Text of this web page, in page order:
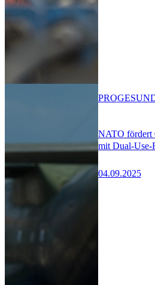
NATO fördert
mit Dual-Use-
04.09.2025
PRO